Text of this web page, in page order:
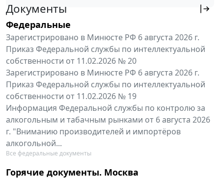
Документы
Федеральные
Зарегистрировано в Минюсте РФ 6 августа 2026 г.
Приказ Федеральной службы по интеллектуальной
собственности от 11.02.2026 № 20
Зарегистрировано в Минюсте РФ 6 августа 2026 г.
Приказ Федеральной службы по интеллектуальной
собственности от 11.02.2026 № 19
Информация Федеральной службы по контролю за
алкогольным и табачным рынками от 6 августа 2026
г. "Вниманию производителей и импортёров
алкогольной...
Все федеральные документы
Горячие документы. Москва